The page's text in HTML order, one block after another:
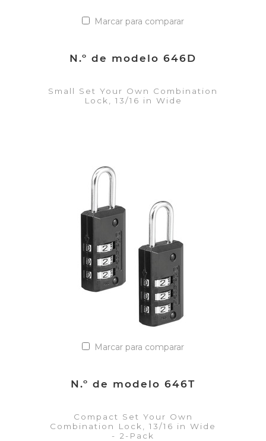
Marcar para comparar
N.º de modelo 646D
Small Set Your Own Combination
Lock, 13/16 in Wide
VER DETALLES
Añadir a la lista de cotización
Marcar para comparar
N.º de modelo 646T
Compact Set Your Own
Combination Lock, 13/16 in Wide
- 2-Pack